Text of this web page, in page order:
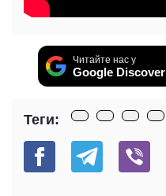
Читайте нас у
Google Discover
Теги: